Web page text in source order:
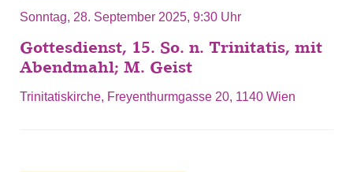
Sonntag, 28. September 2025, 9:30 Uhr
Gottesdienst, 15. So. n. Trinitatis, mit
Abendmahl; M. Geist
Trinitatiskirche, Freyenthurmgasse 20, 1140 Wien